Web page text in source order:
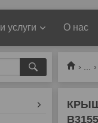
услуги О нас
...